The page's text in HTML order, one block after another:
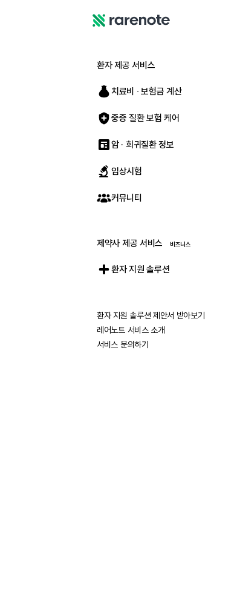
트
환자 제공 서비스
치료비 ∙ 보험금 계산
중증 질환 보험 케어
암 · 희귀질환 정보
임상시험
커뮤니티
제약사 제공 서비스
환자 지원 솔루션
환자 지원 솔루션 제안서 받아보기
레어노트 서비스 소개
서비스 문의하기